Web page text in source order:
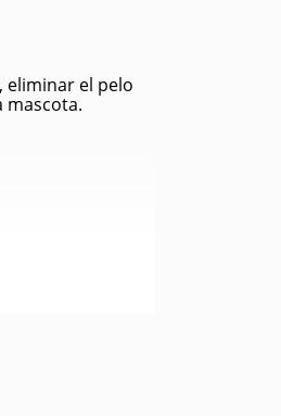
eliminar el pelo
mascota.